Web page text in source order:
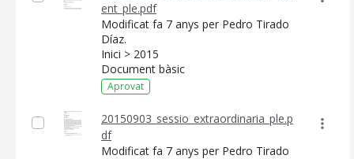
ent_ple.pdf
Modificat fa 7 anys per Pedro Tirado
Díaz.
Inici > 2015
Document bàsic
Aprovat
20150903_sessio_extraordinaria_ple.p
df
Modificat fa 7 anys per Pedro Tirado